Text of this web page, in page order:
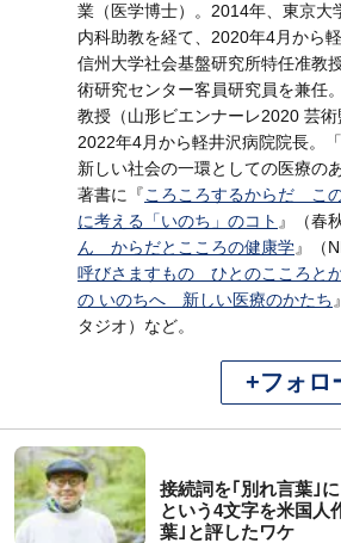
業（医学博士）。2014年、東京大
内科助教を経て、2020年4月から
信州大学社会基盤研究所特任准教
術研究センター客員研究員を兼任
教授（山形ビエンナーレ2020 芸術
2022年4月から軽井沢病院院長。
新しい社会の一環としての医療の
著書に『ころころするからだ こ
に考える「いのち」のコト 』（春
ん からだとこころの健康学』（
呼びさますもの ひとのこころと
の いのちへ 新しい医療のかたち
タジオ）など。
+フォロ
接続詞を｢別れ言葉｣
という4文字を米国人
葉｣と評したワケ